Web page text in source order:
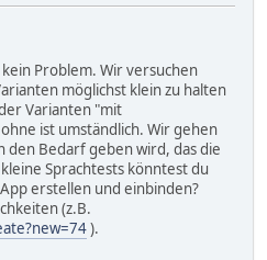
Problem. Wir versuchen
möglichst klein zu halten
Varianten "mit
ist umständlich. Wir gehen
den Bedarf geben wird, das die
Sprachtests könntest du
erstellen und einbinden?
(z.B.
).